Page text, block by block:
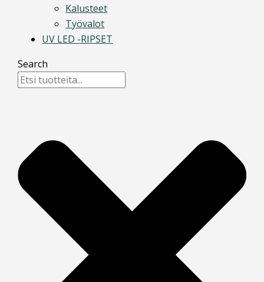
Kalusteet
Työvalot
UV LED -RIPSET
Search